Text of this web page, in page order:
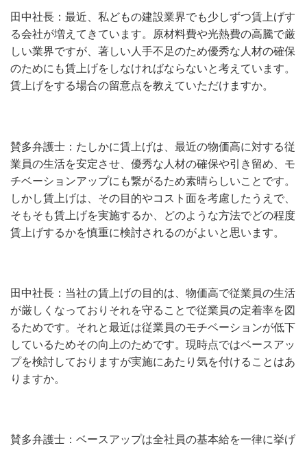
田中社長：最近、私どもの建設業界でも少しずつ賃上げす
る会社が増えてきています。原材料費や光熱費の高騰で厳
しい業界ですが、著しい人手不足のため優秀な人材の確保
のためにも賃上げをしなければならないと考えています。
賃上げをする場合の留意点を教えていただけますか。
賛多弁護士：たしかに賃上げは、最近の物価高に対する従
業員の生活を安定させ、優秀な人材の確保や引き留め、モ
チベーションアップにも繋がるため素晴らしいことです。
しかし賃上げは、その目的やコスト面を考慮したうえで、
そもそも賃上げを実施するか、どのような方法でどの程度
賃上げするかを慎重に検討されるのがよいと思います。
田中社長：当社の賃上げの目的は、物価高で従業員の生活
が厳しくなっておりそれを守ることで従業員の定着率を図
るためです。それと最近は従業員のモチベーションが低下
しているためその向上のためです。現時点ではベースアッ
プを検討しておりますが実施にあたり気を付けることはあ
りますか。
賛多弁護士：ベースアップは全社員の基本給を一律に挙げ